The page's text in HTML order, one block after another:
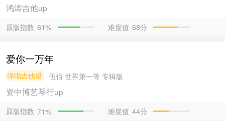
鸿涛吉他up
原版指数 61% 难度值 68分
爱你一万年
弹唱吉他谱 伍佰 世界第一等 专辑版
资中博艺琴行up
原版指数 71% 难度值 44分